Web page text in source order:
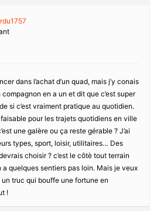
dans l’achat d’un quad, mais j’y conais
en a un et dit que c’est super
si c’est vraiment pratique au quotidien.
faisable pour les trajets quotidiens en ville
une galère ou ça reste gérable ? J’ai
types, sport, loisir, utilitaires… Des
choisir ? c’est le côtè tout terrain
a quelques sentiers pas loin. Mais je veux
truc qui bouffe une fortune en
!